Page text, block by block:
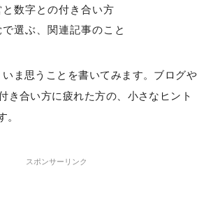
数字との付き合い方
選ぶ、関連記事のこと
いま思うことを書いてみます。ブログや
き合い方に疲れた方の、小さなヒント
。
スポンサーリンク